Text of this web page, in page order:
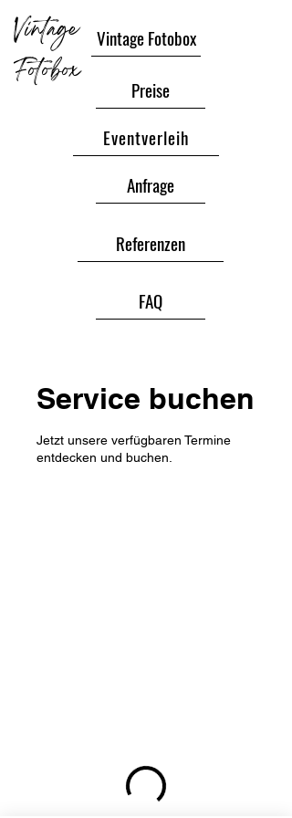
FAQ
Preise
Referenzen
Vintage
Fotobox
Vintage Fotobox
Anfrage
Eventverleih
Service buchen
Jetzt unsere verfügbaren Termine
entdecken und buchen.